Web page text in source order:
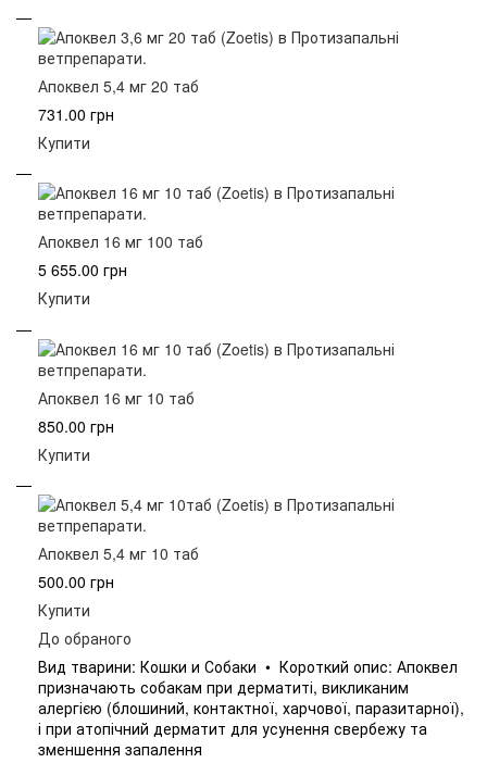
Апоквел 5,4 мг 20 таб
731.00 грн
Купити
Апоквел 16 мг 100 таб
5 655.00 грн
Купити
Апоквел 16 мг 10 таб
850.00 грн
Купити
Апоквел 5,4 мг 10 таб
500.00 грн
Купити
До обраного
Вид тварини: Кошки и Собаки • Короткий опис: Апоквел
призначають собакам при дерматиті, викликаним
алергією (блошиний, контактної, харчової, паразитарної),
і при атопічний дерматит для усунення свербежу та
зменшення запалення